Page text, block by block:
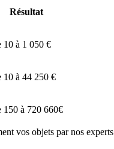
Résultat
10 à 1 050 €
10 à 44 250 €
150 à 720 660€
vos objets par nos experts